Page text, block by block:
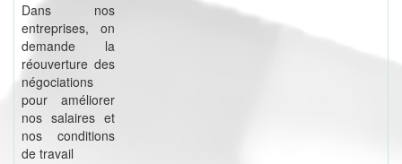
Dans nos
entreprises, on
demande la
réouverture des
négociations
pour améliorer
nos salaires et
nos conditions
de travail